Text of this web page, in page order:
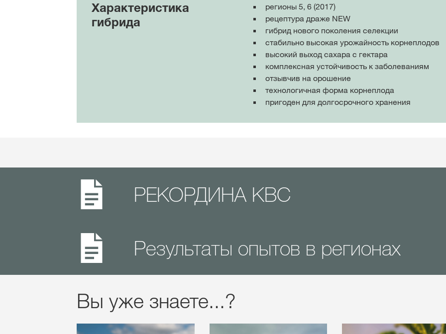
Характеристика
гибрида
регионы 5, 6 (2017)
рецептура драже NEW
гибрид нового поколения селекции
стабильно высокая урожайность корнеплодов
высокий выход сахара с гектара
комплексная устойчивость к заболеваниям
отзывчив на орошение
технологичная форма корнеплода
пригоден для долгосрочного хранения
РЕКОРДИНА KBC
Результаты опытов в регионах
Вы уже знаете...?